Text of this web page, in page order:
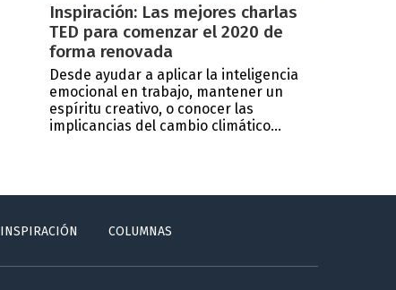
Inspiración: Las mejores charlas
TED para comenzar el 2020 de
forma renovada
Desde ayudar a aplicar la inteligencia
emocional en trabajo, mantener un
espíritu creativo, o conocer las
implicancias del cambio climático...
INSPIRACIÓN COLUMNAS